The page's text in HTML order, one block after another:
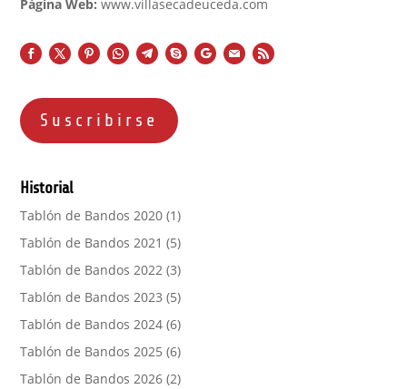
Página Web: www.villasecadeuceda.com
Suscribirse
Historial
Tablón de Bandos 2020 (1)
Tablón de Bandos 2021 (5)
Tablón de Bandos 2022 (3)
Tablón de Bandos 2023 (5)
Tablón de Bandos 2024 (6)
Tablón de Bandos 2025 (6)
Tablón de Bandos 2026 (2)